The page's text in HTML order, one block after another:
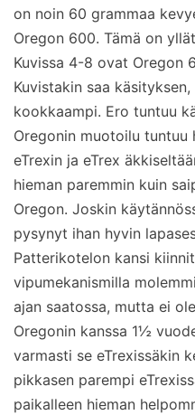
on noin 60 grammaa
Oregon 600. Tämä on
Kuvissa 4-8 ovat Oregon
Kuvistakin saa
kookkaampi. Ero tuntuu
Oregonin muotoilu tuntuu
eTrexin ja eTrex
hieman paremmin kuin
Oregon. Joskin
pysynyt ihan hyvin
Patterikotelon kansi
vipumekanismilla
ajan saatossa, mutta ei
Oregonin kanssa 1½
varmasti se eTrexissäkin
pikkasen parempi
paikalleen hieman